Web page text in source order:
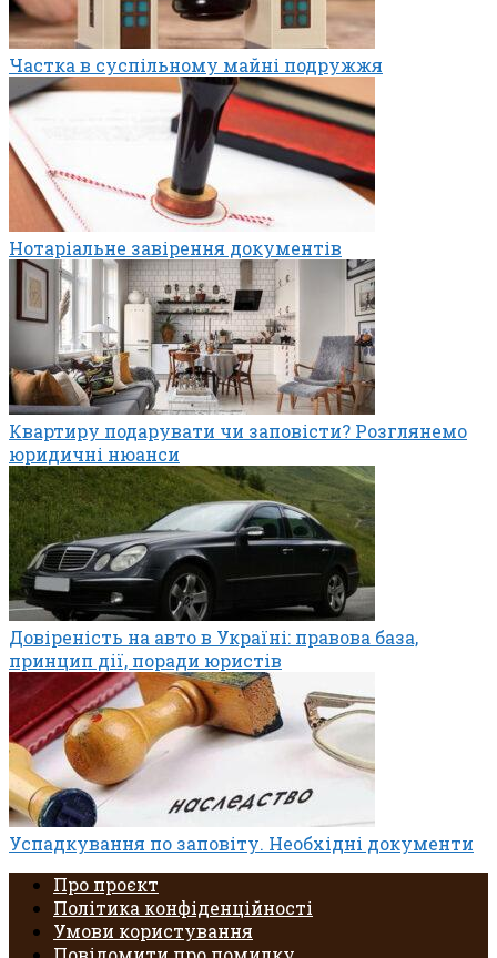
Частка в суспільному майні подружжя
Нотаріальне завірення документів
Квартиру подарувати чи заповісти? Розглянемо
юридичні нюанси
Довіреність на авто в Україні: правова база,
принцип дії, поради юристів
Успадкування по заповіту. Необхідні документи
Про проєкт
Політика конфіденційності
Умови користування